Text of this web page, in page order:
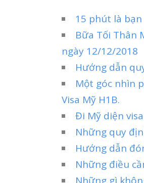
15 phút là
Bữa Tối Thân
ngày 12/12/2018
Hướng dẫn
Một góc nhìn
Visa Mỹ H1B.
Đi Mỹ diện
Những quy
Hướng dẫn
Những điều
Những gì